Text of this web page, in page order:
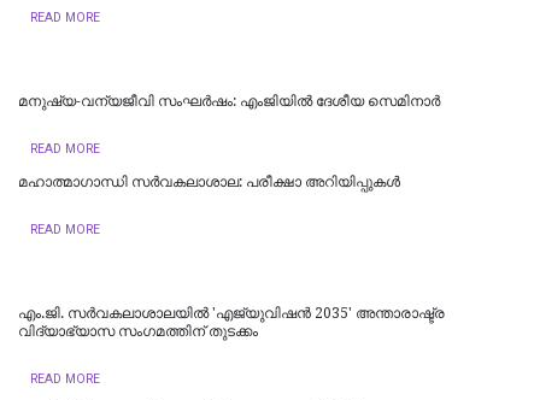
READ MORE
മനുഷ്യ-വന്യജീവി സംഘർഷം: എംജിയിൽ ദേശീയ സെമിനാർ
READ MORE
മഹാത്മാഗാന്ധി സർവകലാശാല: പരീക്ഷാ അറിയിപ്പുകൾ
READ MORE
എം.ജി. സർവകലാശാലയിൽ 'എജ്യുവിഷൻ 2035' അന്താരാഷ്ട്ര
വിദ്യാഭ്യാസ സംഗമത്തിന് തുടക്കം
READ MORE